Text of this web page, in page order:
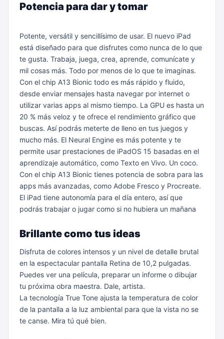
Potencia para dar y tomar
Potente, versátil y sencillísimo de usar. El nuevo iPad
está diseñado para que disfrutes como nunca de lo que
te gusta. Trabaja, juega, crea, aprende, comunícate y
mil cosas más. Todo por menos de lo que te imaginas.
Con el chip A13 Bionic todo es más rápido y fluido,
desde enviar mensajes hasta navegar por internet o
utilizar varias apps al mismo tiempo. La GPU es hasta un
20 % más veloz y te ofrece el rendimiento gráfico que
buscas. Así podrás meterte de lleno en tus juegos y
mucho más. El Neural Engine es más potente y te
permite usar prestaciones de iPadOS 15 basadas en el
aprendizaje automático, como Texto en Vivo. Un coco.
Con el chip A13 Bionic tienes potencia de sobra para las
apps más avanzadas, como Adobe Fresco y Procreate.
El iPad tiene autonomía para el día entero, así que
podrás trabajar o jugar como si no hubiera un mañana
Brillante como tus ideas
Disfruta de colores intensos y un nivel de detalle brutal
en la espectacular pantalla Retina de 10,2 pulgadas.
Puedes ver una película, preparar un informe o dibujar
tu próxima obra maestra. Dale, artista.
La tecnología True Tone ajusta la temperatura de color
de la pantalla a la luz ambiental para que la vista no se
te canse. Mira tú qué bien.